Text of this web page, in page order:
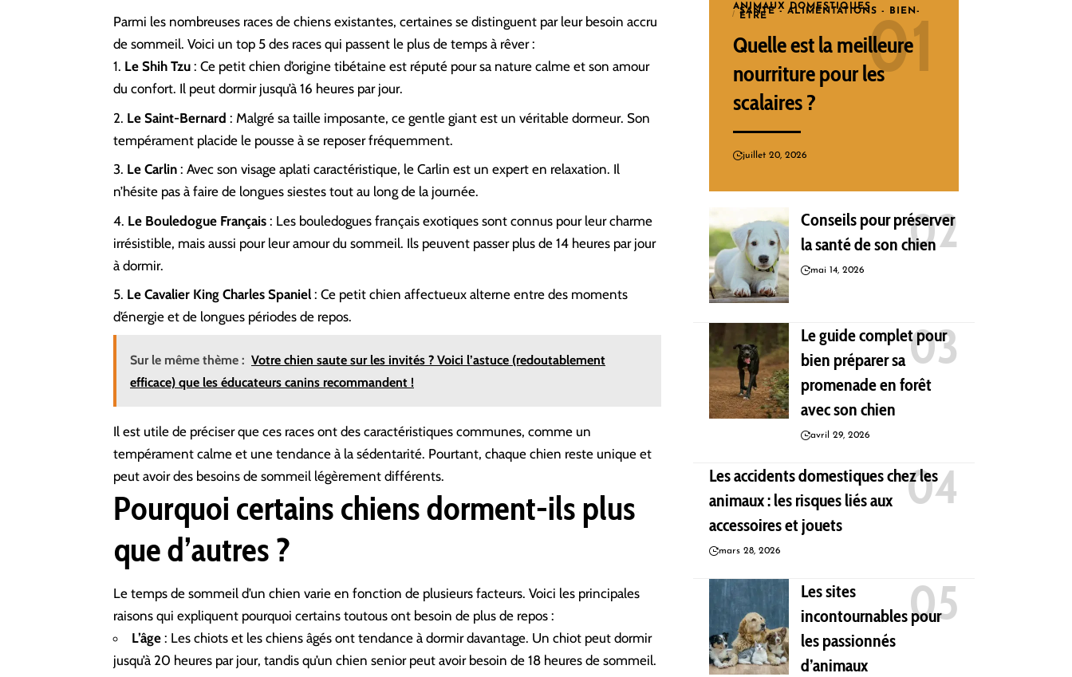
Parmi les nombreuses races de chiens existantes, certaines se distinguent par leur besoin accru
de sommeil. Voici un top 5 des races qui passent le plus de temps à rêver :
Le Shih Tzu : Ce petit chien d’origine tibétaine est réputé pour sa nature calme et son amour
du confort. Il peut dormir jusqu’à 16 heures par jour.
Le Saint-Bernard : Malgré sa taille imposante, ce gentle giant est un véritable dormeur. Son
tempérament placide le pousse à se reposer fréquemment.
Le Carlin : Avec son visage aplati caractéristique, le Carlin est un expert en relaxation. Il
n’hésite pas à faire de longues siestes tout au long de la journée.
Le Bouledogue Français : Les bouledogues français exotiques sont connus pour leur charme
irrésistible, mais aussi pour leur amour du sommeil. Ils peuvent passer plus de 14 heures par jour
à dormir.
Le Cavalier King Charles Spaniel : Ce petit chien affectueux alterne entre des moments
d’énergie et de longues périodes de repos.
Sur le même thème : Votre chien saute sur les invités ? Voici l’astuce (redoutablement
efficace) que les éducateurs canins recommandent !
Il est utile de préciser que ces races ont des caractéristiques communes, comme un
tempérament calme et une tendance à la sédentarité. Pourtant, chaque chien reste unique et
peut avoir des besoins de sommeil légèrement différents.
Pourquoi certains chiens dorment-ils plus
que d’autres ?
Le temps de sommeil d’un chien varie en fonction de plusieurs facteurs. Voici les principales
raisons qui expliquent pourquoi certains toutous ont besoin de plus de repos :
L’âge : Les chiots et les chiens âgés ont tendance à dormir davantage. Un chiot peut dormir
jusqu’à 20 heures par jour, tandis qu’un chien senior peut avoir besoin de 18 heures de sommeil.
ANIMAUX DOMESTIQUES
SANTÉ - ALIMENTATIONS - BIEN-
ÊTRE
Quelle est la meilleure
nourriture pour les
scalaires ?
juillet 20, 2026
Conseils pour préserver
la santé de son chien
mai 14, 2026
Le guide complet pour
bien préparer sa
promenade en forêt
avec son chien
avril 29, 2026
Les accidents domestiques chez les
animaux : les risques liés aux
accessoires et jouets
mars 28, 2026
Les sites
incontournables pour
les passionnés
d’animaux